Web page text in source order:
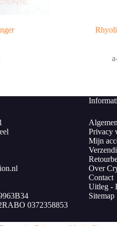
0372358853
Privacy
Mijn
Over
Contact
Uitleg -
Sitemap